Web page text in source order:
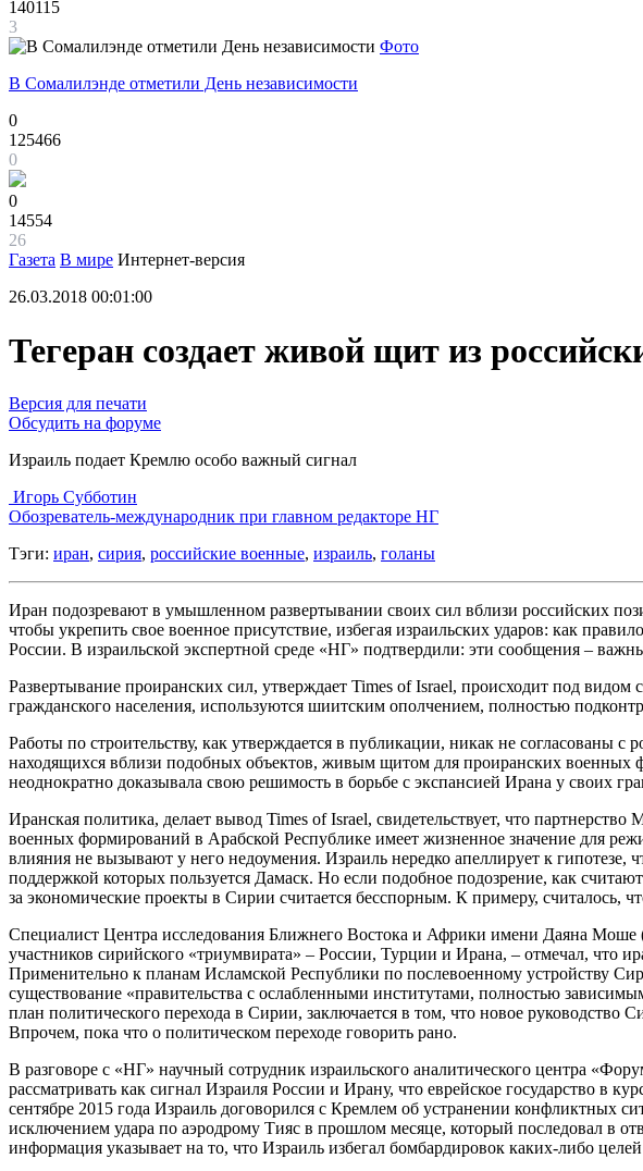
140115
3
Фото
В Сомалилэнде отметили День независимости
0
125466
0
0
14554
26
Газета В мире Интернет-версия
26.03.2018 00:01:00
Тегеран создает живой щит из
Версия для печати
Обсудить на форуме
Израиль подает Кремлю особо важный сигнал
Игорь Субботин
Обозреватель-международник при главном редакторе НГ
Тэги: иран, сирия, российские военные, израиль, голаны
Иран подозревают в умышленном развертывании своих сил вблизи российских
чтобы укрепить свое военное присутствие, избегая израильских ударов: как
России. В израильской экспертной среде «НГ» подтвердили: эти сообщения –
Развертывание проиранских сил, утверждает Times of Israel, происходит под
гражданского населения, используются шиитским ополчением, полностью
Работы по строительству, как утверждается в публикации, никак не
находящихся вблизи подобных объектов, живым щитом для проиранских
неоднократно доказывала свою решимость в борьбе с экспансией Ирана у своих
Иранская политика, делает вывод Times of Israel, свидетельствует, что
военных формирований в Арабской Республике имеет жизненное значение для
влияния не вызывают у него недоумения. Израиль нередко апеллирует к
поддержкой которых пользуется Дамаск. Но если подобное подозрение, как
за экономические проекты в Сирии считается бесспорным. К примеру, считалось,
Специалист Центра исследования Ближнего Востока и Африки имени Даяна
участников сирийского «триумвирата» – России, Турции и Ирана, – отмечал, что
Применительно к планам Исламской Республики по послевоенному устройству
существование «правительства с ослабленными институтами, полностью
план политического перехода в Сирии, заключается в том, что новое
Впрочем, пока что о политическом переходе говорить рано.
В разговоре с «НГ» научный сотрудник израильского аналитического центра
рассматривать как сигнал Израиля России и Ирану, что еврейское государство в
сентябре 2015 года Израиль договорился с Кремлем об устранении
исключением удара по аэродрому Тияс в прошлом месяце, который последовал в
информация указывает на то, что Израиль избегал бомбардировок каких-либо